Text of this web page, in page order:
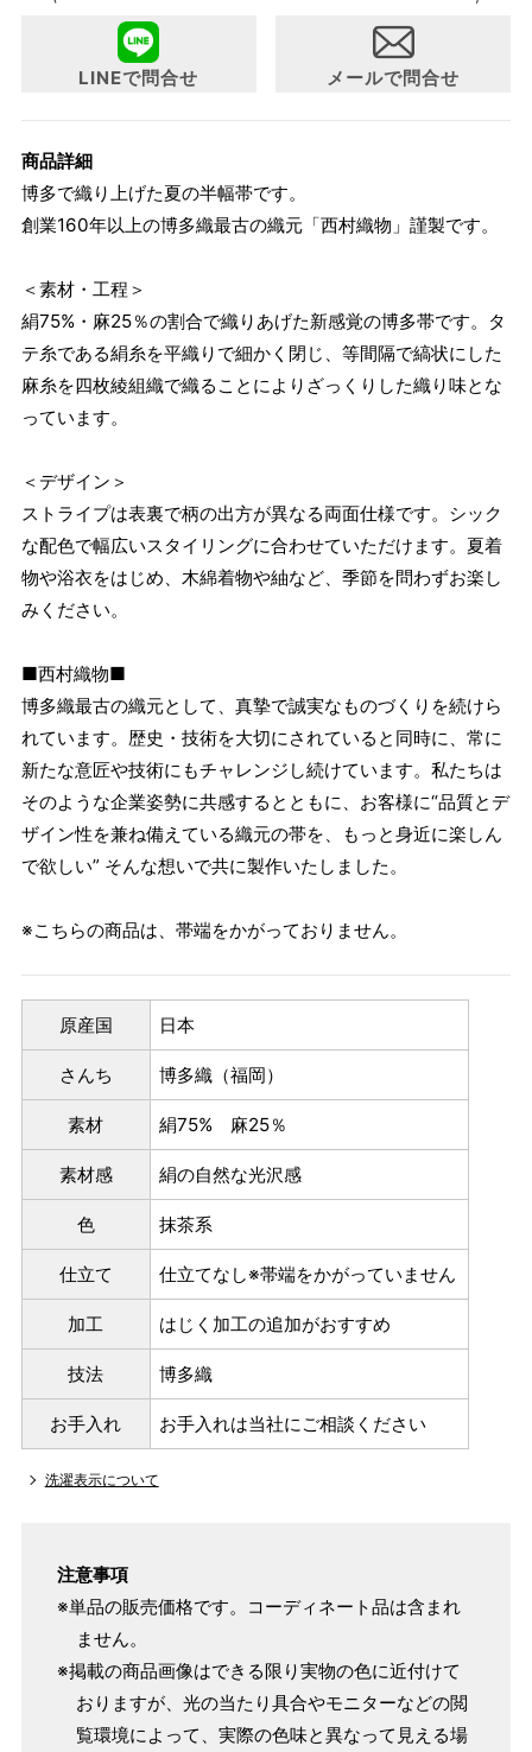
LINEで問合せ メールで問合せ
商品詳細
博多で織り上げた夏の半幅帯です。
創業160年以上の博多織最古の織元「西村織物」謹製です。
＜素材・工程＞
絹75%・麻25％の割合で織りあげた新感覚の博多帯です。タ
テ糸である絹糸を平織りで細かく閉じ、等間隔で縞状にした
麻糸を四枚綾組織で織ることによりざっくりした織り味とな
っています。
＜デザイン＞
ストライプは表裏で柄の出方が異なる両面仕様です。シック
な配色で幅広いスタイリングに合わせていただけます。夏着
物や浴衣をはじめ、木綿着物や紬など、季節を問わずお楽し
みください。
■西村織物■
博多織最古の織元として、真摯で誠実なものづくりを続けら
れています。歴史・技術を大切にされていると同時に、常に
新たな意匠や技術にもチャレンジし続けています。私たちは
そのような企業姿勢に共感するとともに、お客様に“品質とデ
ザイン性を兼ね備えている織元の帯を、もっと身近に楽しん
で欲しい” そんな想いで共に製作いたしました。
※こちらの商品は、帯端をかがっておりません。
原産国 日本
さんち 博多織（福岡）
素材 絹75% 麻25％
素材感 絹の自然な光沢感
色 抹茶系
仕立て 仕立てなし※帯端をかがっていません
加工 はじく加工の追加がおすすめ
技法 博多織
お手入れ お手入れは当社にご相談ください
洗濯表示について
注意事項
※単品の販売価格です。コーディネート品は含まれ
ません。
※掲載の商品画像はできる限り実物の色に近付けて
おりますが、光の当たり具合やモニターなどの閲
覧環境によって、実際の色味と異なって見える場